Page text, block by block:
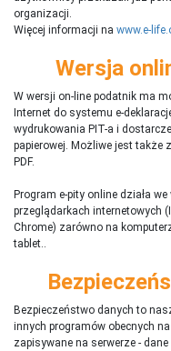
organizacji.
Więcej informacji na www.e-
Wersja
W wersji on-line podatnik ma
Internet do systemu e-
wydrukowania PIT-a i
papierowej. Możliwe jest także
PDF.
Program e-pity online działa
przeglądarkach internetowych
Chrome) zarówno na
tablet..
Bezpieczeństwo danych to
innych programów obecnych na
zapisywane na serwerze -